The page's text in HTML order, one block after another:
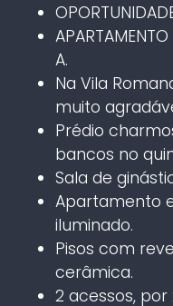
A.
Na Vila
muito
Prédio
bancos no
Sala de
Apartamento
iluminado.
Pisos com
cerâmica.
2 acessos,